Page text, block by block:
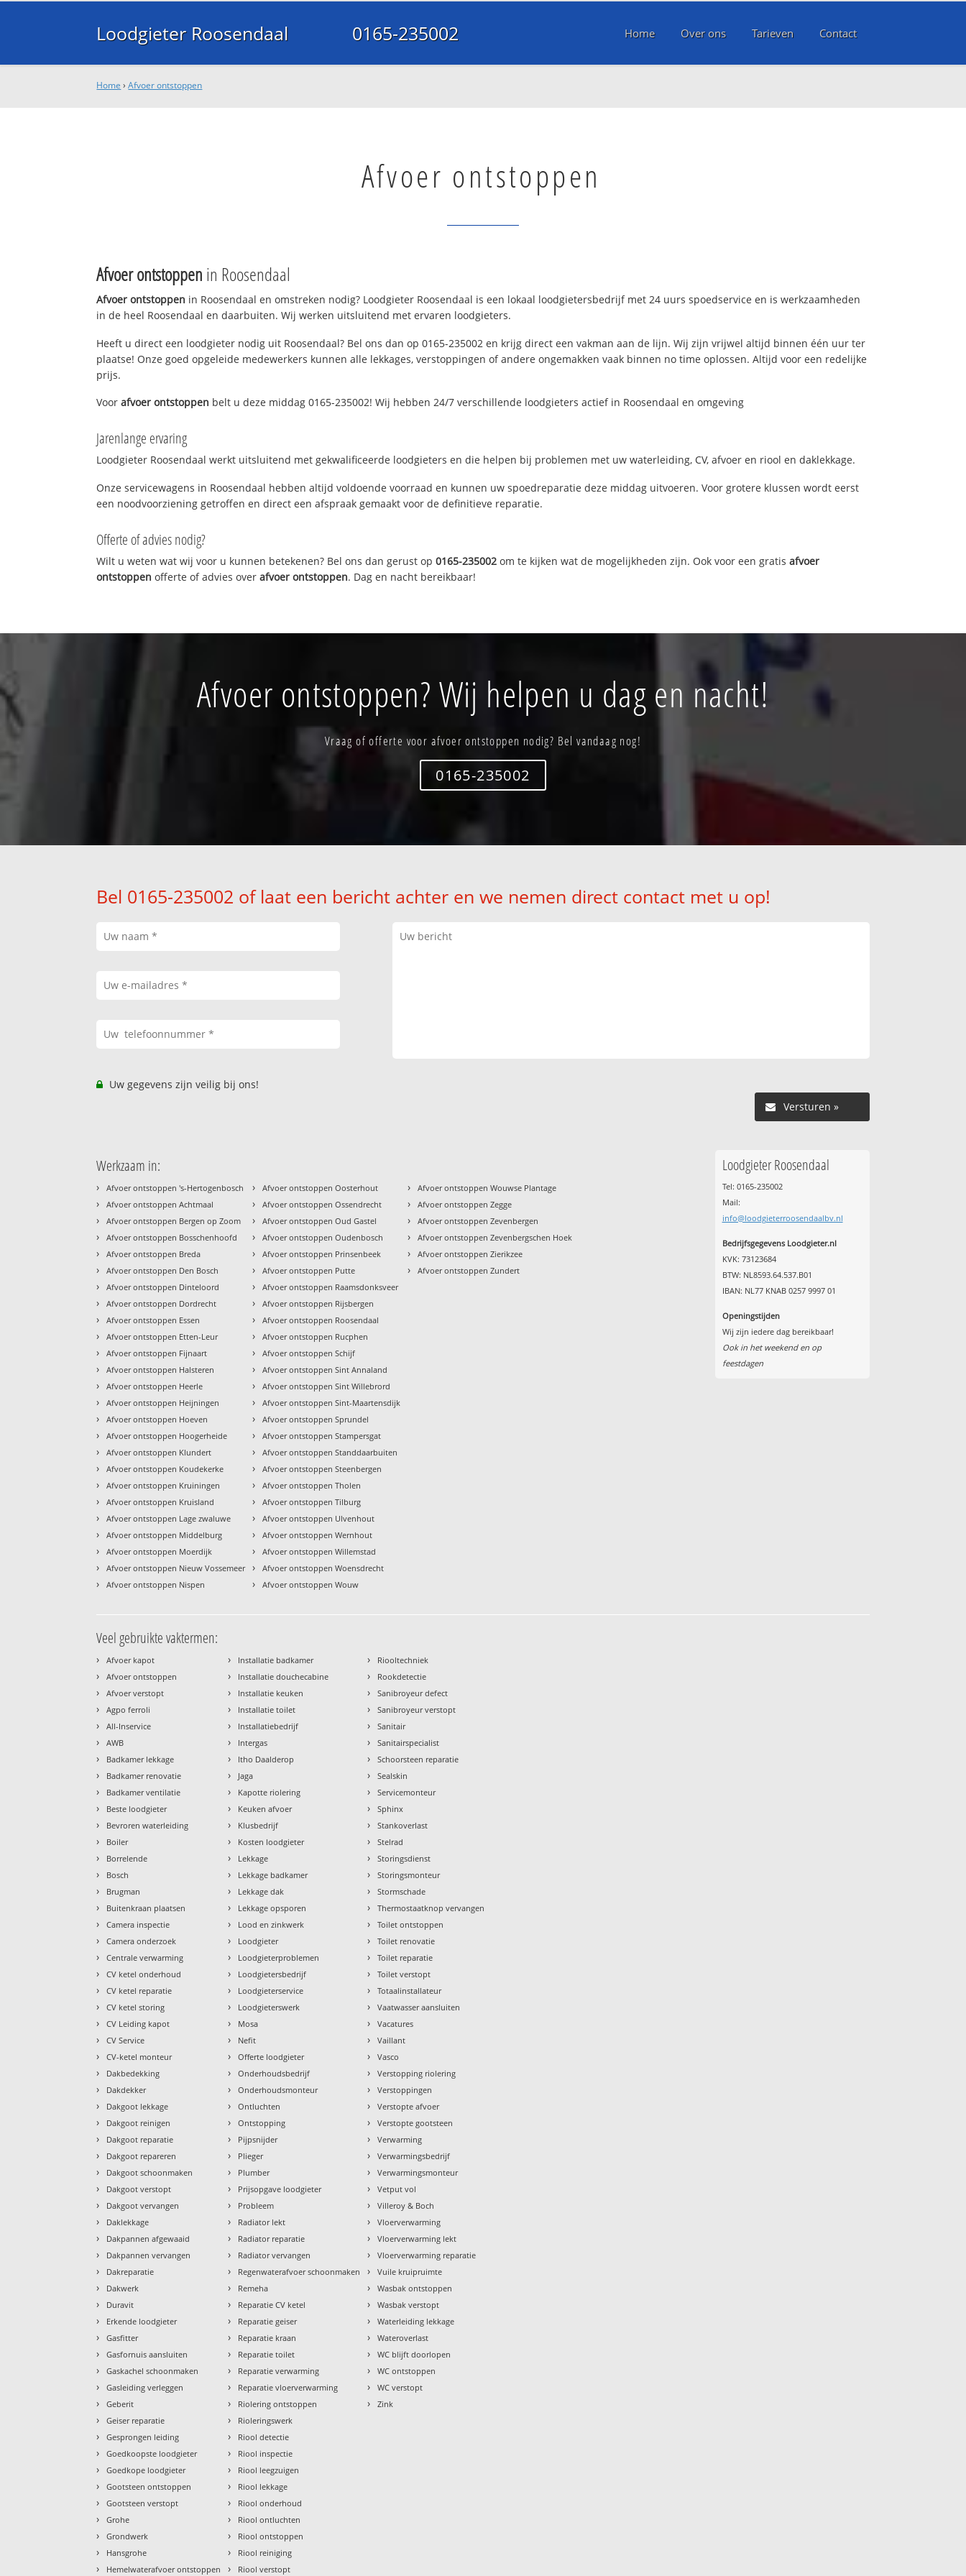
Loodgieter Roosendaal 0165-235002 Home Over ons Tarieven Contact
Home ›Afvoer ontstoppen
Afvoer ontstoppen
Afvoer ontstoppen in Roosendaal
Afvoer ontstoppen in Roosendaal en omstreken nodig? Loodgieter Roosendaal is een lokaal loodgietersbedrijf met 24 uurs spoedservice en is werkzaamheden
in de heel Roosendaal en daarbuiten. Wij werken uitsluitend met ervaren loodgieters.
Heeft u direct een loodgieter nodig uit Roosendaal? Bel ons dan op 0165-235002 en krijg direct een vakman aan de lijn. Wij zijn vrijwel altijd binnen één uur ter
plaatse! Onze goed opgeleide medewerkers kunnen alle lekkages, verstoppingen of andere ongemakken vaak binnen no time oplossen. Altijd voor een redelijke
prijs.
Voorafvoer ontstoppen belt u deze middag 0165-235002! Wij hebben 24/7 verschillende loodgieters actief in Roosendaal en omgeving
Jarenlange ervaring
Loodgieter Roosendaal werkt uitsluitend met gekwalificeerde loodgieters en die helpen bij problemen met uw waterleiding, CV, afvoer en riool en daklekkage.
Onze servicewagens in Roosendaal hebben altijd voldoende voorraad en kunnen uw spoedreparatie deze middag uitvoeren. Voor grotere klussen wordt eerst
een noodvoorziening getroffen en direct een afspraak gemaakt voor de definitieve reparatie.
Offerte of advies nodig?
Wilt u weten wat wij voor u kunnen betekenen? Bel ons dan gerust op0165-235002 om te kijken wat de mogelijkheden zijn. Ook voor een gratisafvoer
ontstoppen offerte of advies overafvoer ontstoppen. Dag en nacht bereikbaar!
Afvoer ontstoppen? Wij helpen u dag en nacht!
Vraag of offerte voor afvoer ontstoppen nodig? Bel vandaag nog!
0165-235002
Bel 0165-235002 of laat een bericht achter en we nemen direct contact met u op!
Uw gegevens zijn veilig bij ons!
Versturen »
Werkzaam in:
› Afvoer ontstoppen 's-Hertogenbosch
› Afvoer ontstoppen Achtmaal
› Afvoer ontstoppen Bergen op Zoom
› Afvoer ontstoppen Bosschenhoofd
› Afvoer ontstoppen Breda
› Afvoer ontstoppen Den Bosch
› Afvoer ontstoppen Dinteloord
› Afvoer ontstoppen Dordrecht
› Afvoer ontstoppen Essen
› Afvoer ontstoppen Etten-Leur
› Afvoer ontstoppen Fijnaart
› Afvoer ontstoppen Halsteren
› Afvoer ontstoppen Heerle
› Afvoer ontstoppen Heijningen
› Afvoer ontstoppen Hoeven
› Afvoer ontstoppen Hoogerheide
› Afvoer ontstoppen Klundert
› Afvoer ontstoppen Koudekerke
› Afvoer ontstoppen Kruiningen
› Afvoer ontstoppen Kruisland
› Afvoer ontstoppen Lage zwaluwe
› Afvoer ontstoppen Middelburg
› Afvoer ontstoppen Moerdijk
› Afvoer ontstoppen Nieuw Vossemeer
› Afvoer ontstoppen Nispen
› Afvoer ontstoppen Oosterhout
› Afvoer ontstoppen Ossendrecht
› Afvoer ontstoppen Oud Gastel
› Afvoer ontstoppen Oudenbosch
› Afvoer ontstoppen Prinsenbeek
› Afvoer ontstoppen Putte
› Afvoer ontstoppen Raamsdonksveer
› Afvoer ontstoppen Rijsbergen
› Afvoer ontstoppen Roosendaal
› Afvoer ontstoppen Rucphen
› Afvoer ontstoppen Schijf
› Afvoer ontstoppen Sint Annaland
› Afvoer ontstoppen Sint Willebrord
› Afvoer ontstoppen Sint-Maartensdijk
› Afvoer ontstoppen Sprundel
› Afvoer ontstoppen Stampersgat
› Afvoer ontstoppen Standdaarbuiten
› Afvoer ontstoppen Steenbergen
› Afvoer ontstoppen Tholen
› Afvoer ontstoppen Tilburg
› Afvoer ontstoppen Ulvenhout
› Afvoer ontstoppen Wernhout
› Afvoer ontstoppen Willemstad
› Afvoer ontstoppen Woensdrecht
› Afvoer ontstoppen Wouw
› Afvoer ontstoppen Wouwse Plantage
› Afvoer ontstoppen Zegge
› Afvoer ontstoppen Zevenbergen
› Afvoer ontstoppen Zevenbergschen Hoek
› Afvoer ontstoppen Zierikzee
› Afvoer ontstoppen Zundert
Loodgieter Roosendaal
Tel: 0165-235002
Mail:
info@loodgieterroosendaalbv.nl
Bedrijfsgegevens Loodgieter.nl
KVK: 73123684
BTW: NL8593.64.537.B01
IBAN: NL77 KNAB 0257 9997 01
Openingstijden
Wij zijn iedere dag bereikbaar!
Ook in het weekend en op
feestdagen
Veel gebruikte vaktermen:
› Afvoer kapot
› Afvoer ontstoppen
› Afvoer verstopt
› Agpo ferroli
› All-Inservice
› AWB
› Badkamer lekkage
› Badkamer renovatie
› Badkamer ventilatie
› Beste loodgieter
› Bevroren waterleiding
› Boiler
› Borrelende
› Bosch
› Brugman
› Buitenkraan plaatsen
› Camera inspectie
› Camera onderzoek
› Centrale verwarming
› CV ketel onderhoud
› CV ketel reparatie
› CV ketel storing
› CV Leiding kapot
› CV Service
› CV-ketel monteur
› Dakbedekking
› Dakdekker
› Dakgoot lekkage
› Dakgoot reinigen
› Dakgoot reparatie
› Dakgoot repareren
› Dakgoot schoonmaken
› Dakgoot verstopt
› Dakgoot vervangen
› Daklekkage
› Dakpannen afgewaaid
› Dakpannen vervangen
› Dakreparatie
› Dakwerk
› Duravit
› Erkende loodgieter
› Gasfitter
› Gasfornuis aansluiten
› Gaskachel schoonmaken
› Gasleiding verleggen
› Geberit
› Geiser reparatie
› Gesprongen leiding
› Goedkoopste loodgieter
› Goedkope loodgieter
› Gootsteen ontstoppen
› Gootsteen verstopt
› Grohe
› Grondwerk
› Hansgrohe
› Hemelwaterafvoer ontstoppen
› Installatie badkamer
› Installatie douchecabine
› Installatie keuken
› Installatie toilet
› Installatiebedrijf
› Intergas
› Itho Daalderop
› Jaga
› Kapotte riolering
› Keuken afvoer
› Klusbedrijf
› Kosten loodgieter
› Lekkage
› Lekkage badkamer
› Lekkage dak
› Lekkage opsporen
› Lood en zinkwerk
› Loodgieter
› Loodgieterproblemen
› Loodgietersbedrijf
› Loodgieterservice
› Loodgieterswerk
› Mosa
› Nefit
› Offerte loodgieter
› Onderhoudsbedrijf
› Onderhoudsmonteur
› Ontluchten
› Ontstopping
› Pijpsnijder
› Plieger
› Plumber
› Prijsopgave loodgieter
› Probleem
› Radiator lekt
› Radiator reparatie
› Radiator vervangen
› Regenwaterafvoer schoonmaken
› Remeha
› Reparatie CV ketel
› Reparatie geiser
› Reparatie kraan
› Reparatie toilet
› Reparatie verwarming
› Reparatie vloerverwarming
› Riolering ontstoppen
› Rioleringswerk
› Riool detectie
› Riool inspectie
› Riool leegzuigen
› Riool lekkage
› Riool onderhoud
› Riool ontluchten
› Riool ontstoppen
› Riool reiniging
› Riool verstopt
› Riooltechniek
› Rookdetectie
› Sanibroyeur defect
› Sanibroyeur verstopt
› Sanitair
› Sanitairspecialist
› Schoorsteen reparatie
› Sealskin
› Servicemonteur
› Sphinx
› Stankoverlast
› Stelrad
› Storingsdienst
› Storingsmonteur
› Stormschade
› Thermostaatknop vervangen
› Toilet ontstoppen
› Toilet renovatie
› Toilet reparatie
› Toilet verstopt
› Totaalinstallateur
› Vaatwasser aansluiten
› Vacatures
› Vaillant
› Vasco
› Verstopping riolering
› Verstoppingen
› Verstopte afvoer
› Verstopte gootsteen
› Verwarming
› Verwarmingsbedrijf
› Verwarmingsmonteur
› Vetput vol
› Villeroy & Boch
› Vloerverwarming
› Vloerverwarming lekt
› Vloerverwarming reparatie
› Vuile kruipruimte
› Wasbak ontstoppen
› Wasbak verstopt
› Waterleiding lekkage
› Wateroverlast
› WC blijft doorlopen
› WC ontstoppen
› WC verstopt
› Zink